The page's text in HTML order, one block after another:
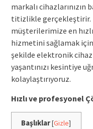
markalı
titizlikle gerçekleştirir.
müşterilerimize en
hizmetini sağlamak
şekilde elektronik
yaşantınızı kesintiye
kolaylaştırıyoruz.
Hızlı ve profesyonel
Başlıklar[Gizle]